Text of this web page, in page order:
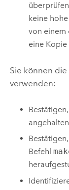
keine
von einem
eine
Sie können
verwenden:
Befehl